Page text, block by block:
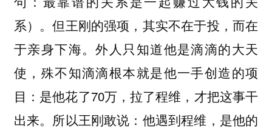
系）。但王刚的强项，其实不在于投，而在
于亲身下海。外人只知道他是滴滴的大天
使，殊不知滴滴根本就是他一手创造的项
目：是他花了70万，拉了程维，才把这事干
出来。所以王刚敢说：他遇到程维，是他的